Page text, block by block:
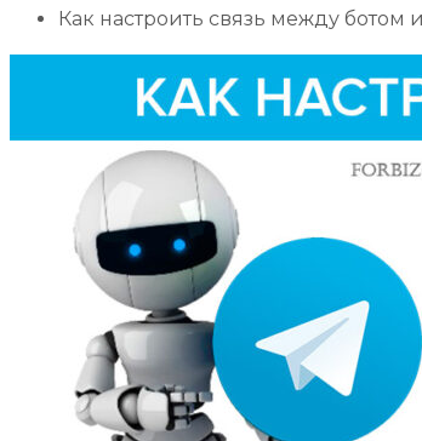
Как настроить связь между